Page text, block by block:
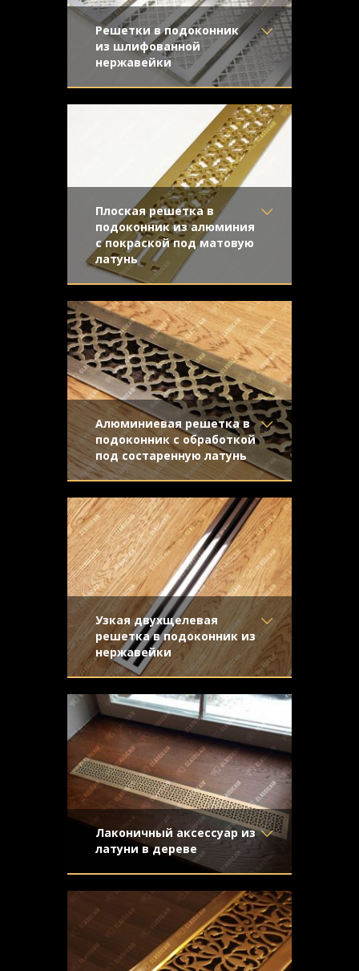
Решетки в подоконник
из шлифованной
нержавейки
Материал- Нержавеющая
сталь
- Шлифованная
- С отбортовкой
этих решетках, – один из самых
востребованных среди наших
Плоская решетка в
подоконник из алюминия
с покраской под матовую
латунь
Материал- Алюминий
Отделка- Покраска
Узор- Majestic
Конструкция- Плоская
для декорирования конвекционного
отверстия в подоконнике. Она
Алюминиевая решетка в
подоконник с обработкой
под состаренную латунь
Материал- Алюминий
Отделка- Декорирование
под стареную латунь с
затёртостью
Узор- Majestic
Конструкция- С отбортовкой
материала для решетки в подоконник
был выбран алюминий толщиной 6 мм.
Узкая двухщелевая
решетка в подоконник из
нержавейки
Материал- Нержавеющая
сталь
Отделка- Полированная
нержавейка
Узор
- Щелевой
Конструкция- С отбортовкой
подоконник выполнена из
нержавеющей стали, которая
обеспечивает изделию
Лаконичный аксессуар из
латуни в дереве
Материал- Латунь
Отделка- Старение с
эффектом затёртости
Узор
- Соединенные
Конструкция- Плоская
подоконник заподлицо с поверхностью